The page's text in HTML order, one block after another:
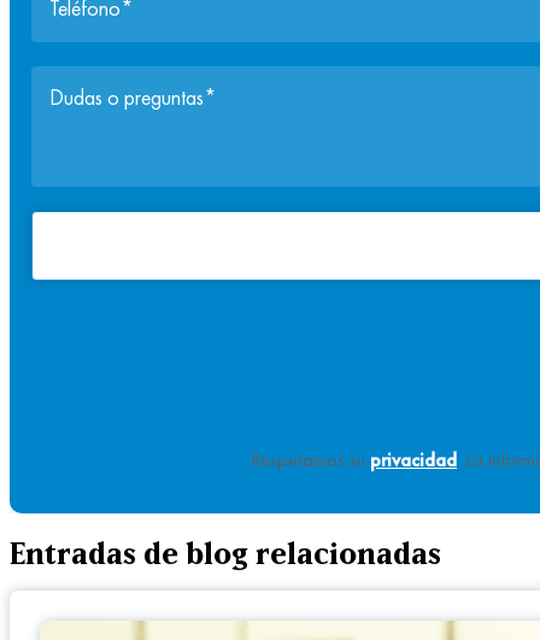
Respetamos su privacidad. La
Entradas de blog relacionadas